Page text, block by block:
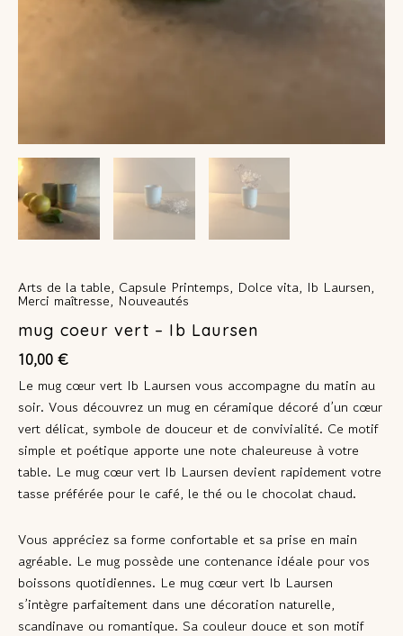
Arts de la table, Capsule Printemps, Dolce vita, Ib Laursen,
Merci maîtresse, Nouveautés
mug coeur vert – Ib Laursen
10,00 €
Le mug cœur vert Ib Laursen vous accompagne du matin au
soir. Vous découvrez un mug en céramique décoré d’un cœur
vert délicat, symbole de douceur et de convivialité. Ce motif
simple et poétique apporte une note chaleureuse à votre
table. Le mug cœur vert Ib Laursen devient rapidement votre
tasse préférée pour le café, le thé ou le chocolat chaud.
Vous appréciez sa forme confortable et sa prise en main
agréable. Le mug possède une contenance idéale pour vos
boissons quotidiennes. Le mug cœur vert Ib Laursen
s’intègre parfaitement dans une décoration naturelle,
scandinave ou romantique. Sa couleur douce et son motif